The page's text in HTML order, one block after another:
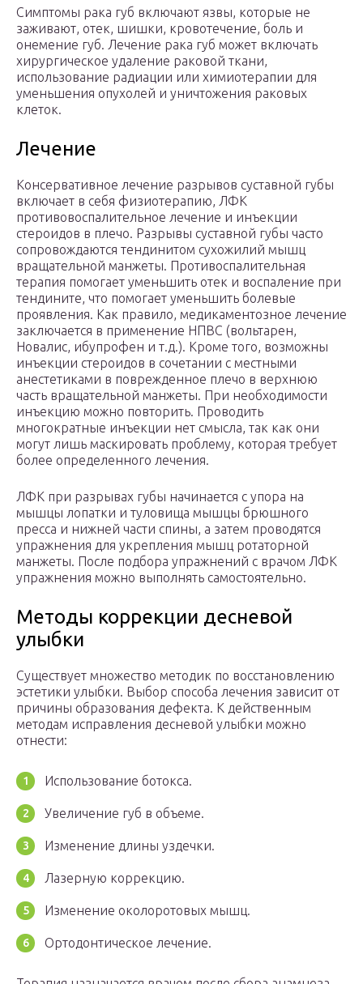
Симптомы рака губ включают язвы, которые не
заживают, отек, шишки, кровотечение, боль и
онемение губ. Лечение рака губ может включать
хирургическое удаление раковой ткани,
использование радиации или химиотерапии для
уменьшения опухолей и уничтожения раковых
клеток.
Лечение
Консервативное лечение разрывов суставной губы
включает в себя физиотерапию, ЛФК
противовоспалительное лечение и инъекции
стероидов в плечо. Разрывы суставной губы часто
сопровождаются тендинитом сухожилий мышц
вращательной манжеты. Противоспалительная
терапия помогает уменьшить отек и воспаление при
тендините, что помогает уменьшить болевые
проявления. Как правило, медикаментозное лечение
заключается в применение НПВС (вольтарен,
Новалис, ибупрофен и т.д.). Кроме того, возможны
инъекции стероидов в сочетании с местными
анестетиками в поврежденное плечо в верхнюю
часть вращательной манжеты. При необходимости
инъекцию можно повторить. Проводить
многократные инъекции нет смысла, так как они
могут лишь маскировать проблему, которая требует
более определенного лечения.
ЛФК при разрывах губы начинается с упора на
мышцы лопатки и туловища мышцы брюшного
пресса и нижней части спины, а затем проводятся
упражнения для укрепления мышц ротаторной
манжеты. После подбора упражнений с врачом ЛФК
упражнения можно выполнять самостоятельно.
Методы коррекции десневой
улыбки
Существует множество методик по восстановлению
эстетики улыбки. Выбор способа лечения зависит от
причины образования дефекта. К действенным
методам исправления десневой улыбки можно
отнести:
Использование ботокса.
Увеличение губ в объеме.
Изменение длины уздечки.
Лазерную коррекцию.
Изменение околоротовых мышц.
Ортодонтическое лечение.